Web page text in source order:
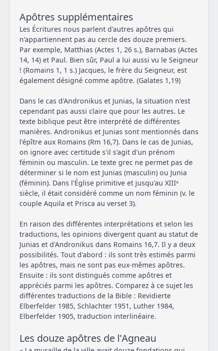
Apôtres supplémentaires
Les Écritures nous parlent d'autres apôtres qui
n'appartiennent pas au cercle des douze premiers.
Par exemple, Matthias (Actes 1, 26 s.), Barnabas (Actes
14, 14) et Paul. Bien sûr, Paul a lui aussi vu le Seigneur
! (Romains 1, 1 s.) Jacques, le frère du Seigneur, est
également désigné comme apôtre. (Galates 1,19)
Dans le cas d'Andronikus et Junias, la situation n'est
cependant pas aussi claire que pour les autres. Le
texte biblique peut être interprété de différentes
manières. Andronikus et Junias sont mentionnés dans
l'épître aux Romains (Rm 16,7). Dans le cas de Junias,
on ignore avec certitude s'il s'agit d'un prénom
féminin ou masculin. Le texte grec ne permet pas de
déterminer si le nom est Junias (masculin) ou Junia
(féminin). Dans l'Église primitive et jusqu'au XIIIᵉ
siècle, il était considéré comme un nom féminin (v. le
couple Aquila et Prisca au verset 3).
En raison des différentes interprétations et selon les
traductions, les opinions divergent quant au statut de
Junias et d'Andronikus dans Romains 16,7. Il y a deux
possibilités. Tout d'abord : ils sont très estimés parmi
les apôtres, mais ne sont pas eux-mêmes apôtres.
Ensuite : ils sont distingués comme apôtres et
appréciés parmi les apôtres. Comparez à ce sujet les
différentes traductions de la Bible : Revidierte
Elberfelder 1985, Schlachter 1951, Luther 1984,
Elberfelder 1905, traduction interlinéaire.
Les douze apôtres de l'Agneau